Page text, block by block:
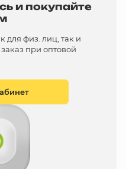
и покупайте
для физ. лиц, так и
при оптовой